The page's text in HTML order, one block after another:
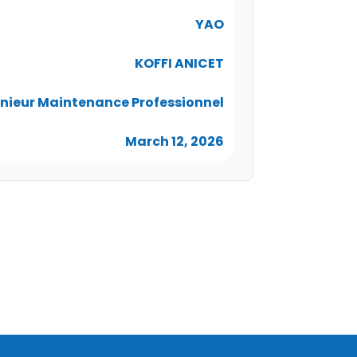
YAO
KOFFI ANICET
Maintenance Professionnel
March 12, 2026